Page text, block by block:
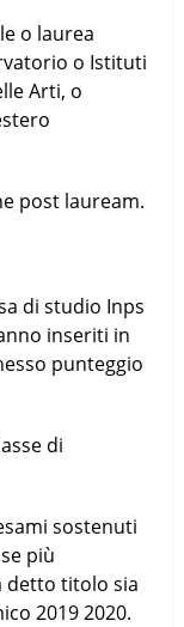
o laurea
o Istituti
Arti, o
post lauream.
di studio Inps
inseriti in
punteggio
di
sostenuti
più
detto titolo sia
2019 2020.